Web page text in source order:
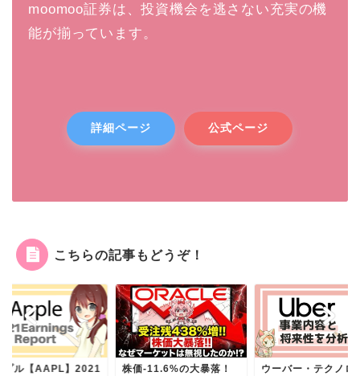
moomoo証券は、投資機会を逃さない充実の機
能が揃っています。
詳細ページ 公式ページ
こちらの記事もどうぞ！
価-11.6%の大暴落！ ウーバー・テクノロジー